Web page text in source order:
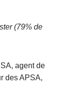
(79% de
agent de
des APSA,